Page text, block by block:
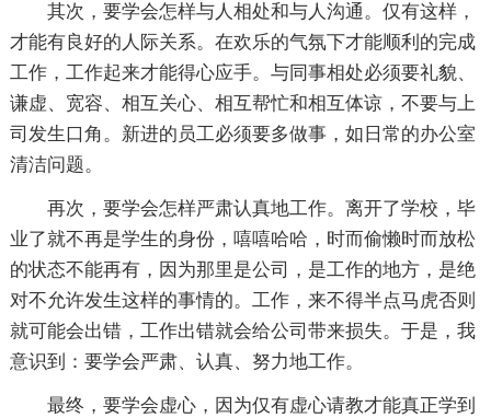
其次，要学会怎样与人相处和与人沟通。仅有这样，
才能有良好的人际关系。在欢乐的气氛下才能顺利的完成
工作，工作起来才能得心应手。与同事相处必须要礼貌、
谦虚、宽容、相互关心、相互帮忙和相互体谅，不要与上
司发生口角。新进的员工必须要多做事，如日常的办公室
清洁问题。
再次，要学会怎样严肃认真地工作。离开了学校，毕
业了就不再是学生的身份，嘻嘻哈哈，时而偷懒时而放松
的状态不能再有，因为那里是公司，是工作的地方，是绝
对不允许发生这样的事情的。工作，来不得半点马虎否则
就可能会出错，工作出错就会给公司带来损失。于是，我
意识到：要学会严肃、认真、努力地工作。
最终，要学会虚心，因为仅有虚心请教才能真正学到